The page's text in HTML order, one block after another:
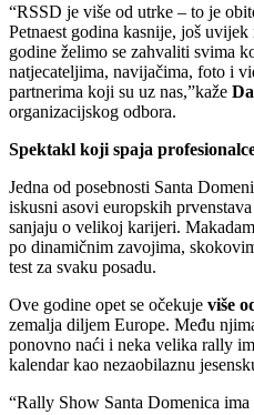
“RSSD je više od utrke – to je
Petnaest godina kasnije, još
godine želimo se zahvaliti svima
natjecateljima, navijačima, foto i
partnerima koji su uz nas,”kaže
organizacijskog odbora.
Spektakl koji spaja
Jedna od posebnosti Santa
iskusni asovi europskih
sanjaju o velikoj karijeri.
po dinamičnim zavojima,
test za svaku posadu.
Ove godine opet se očekuje više
zemalja diljem Europe. Među
ponovno naći i neka velika rally
kalendar kao nezaobilaznu
“Rally Show Santa Domenica